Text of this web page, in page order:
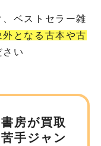
ベストセラー雑
外となる古本や古
さい
房が買取
手ジャン